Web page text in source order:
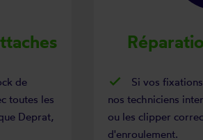
de
toutes les
Deprat,
Si vos
nos techniciens
ou les clipper
d'enroulement.